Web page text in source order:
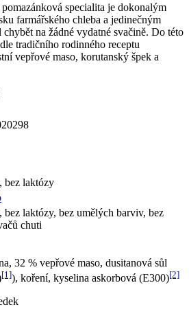
specialita je dokonalým
farmářského chleba a jedinečným
na žádné vydatné svačině. Do této
tradičního rodinného receptu
vepřové maso, korutanský špek a
bez laktózy
bez laktózy, bez umělých barviv, bez
chuti
32 % vepřové maso, dusitanová sůl
[1]), koření, kyselina askorbová (E300)[2]